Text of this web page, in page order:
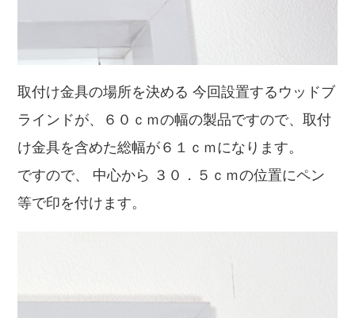
取付け金具の場所を決める 今回設置するウッドブ
ラインドが、６０ｃｍの幅の製品ですので、取付
け金具を含めた総幅が６１ｃｍになります。
ですので、 中心から ３０．５ｃｍの位置にペン
等で印を付けます。